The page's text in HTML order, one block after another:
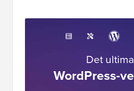
Det
WordPress-